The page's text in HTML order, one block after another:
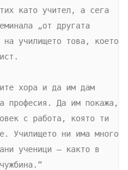
като учител, а сега
„от другата
училището това, което
хора и да им дам
професия. Да им покажа,
с работа, която ти
Училището ни има много
ученици – както в